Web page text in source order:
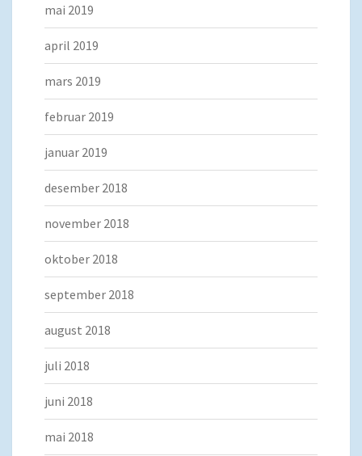
mai 2019
april 2019
mars 2019
februar 2019
januar 2019
desember 2018
november 2018
oktober 2018
september 2018
august 2018
juli 2018
juni 2018
mai 2018